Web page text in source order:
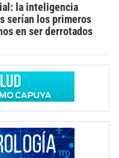
la inteligencia
serían los primeros
en ser derrotados